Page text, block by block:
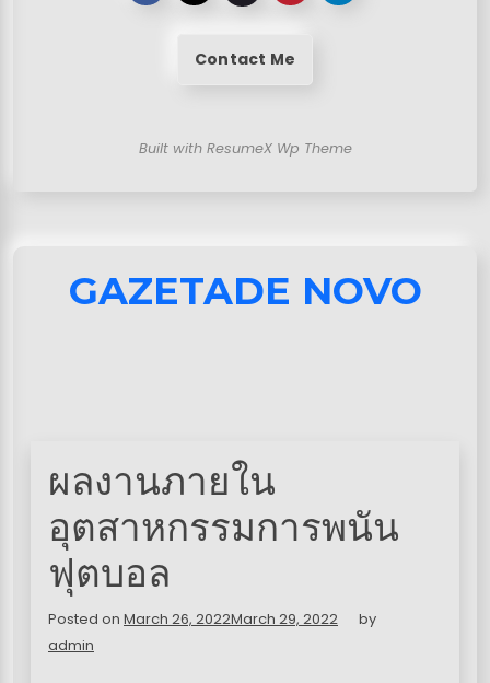
Contact Me
Built with ResumeX Wp Theme
GAZETADE NOVO
ผลงานภายใน
อุตสาหกรรมการพนัน
ฟุตบอล
Posted on March 26, 2022March 29, 2022
by
admin